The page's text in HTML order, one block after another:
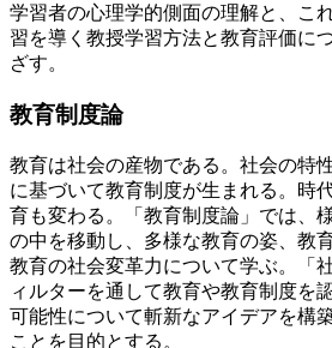
学習者の心理学的側面の理解と、こ
習を導く教授学習方法と教育評価に
ざす。
教育制度論
教育は社会の産物である。社会の特
に基づいて教育制度が生まれる。時
育も変わる。「教育制度論」では、
の中を移動し、多様な教育の姿、教
教育の社会変革力について学ぶ。「
ィルターを通して教育や教育制度を
可能性について斬新なアイデアを構
ことを目的とする。